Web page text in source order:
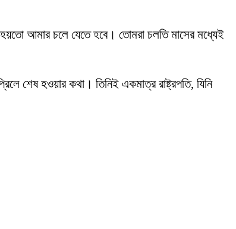
হয়তো আমার চলে যেতে হবে। তোমরা চলতি মাসের মধ্যেই
শেষ হওয়ার কথা। তিনিই একমাত্র রাষ্ট্রপতি, যিনি